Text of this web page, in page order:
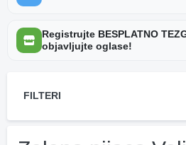
Registrujte BESPLATNO
objavljujte oglase!
FILTERI